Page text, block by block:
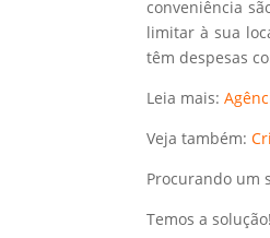
conveniência
limitar à sua
têm despesas
Leia mais:
Veja também:
Procurando um
Temos a solução!